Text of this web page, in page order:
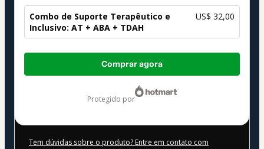
Combo de Suporte Terapêutico e
Inclusivo: AT + ABA + TDAH
US$ 32,00
Total
Comprar agora
protegido por
Tem dúvidas sobre o produto? Entre em contato com